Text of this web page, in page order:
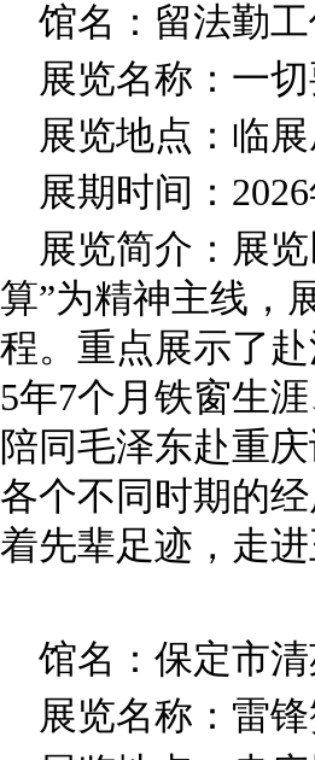
馆名：留法勤
展览名称：一
展览地点：临
展期时间：
展览简介：展
算”为精神主线，
程。重点展示了
5年7个月铁窗生
陪同毛泽东赴重
各个不同时期的
着先辈足迹，走
馆名：保定市
展览名称：雷